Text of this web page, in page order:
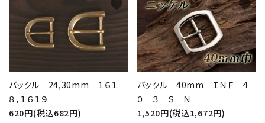
バックル 24,30mm １６１
８，１６１９
620円(税込682円)
favorite
バックル 40mm ＩＮＦ－４
０－３－Ｓ－Ｎ
1,520円(税込1,672円)
favorite